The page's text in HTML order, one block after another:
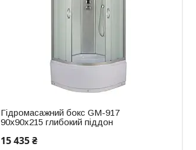
Гідромасажний бокс GM-917
90x90x215 глибокий піддон
15 435 ₴